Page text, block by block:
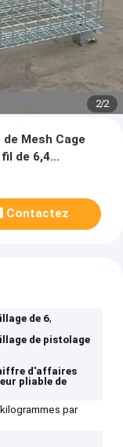
2/2
Mesh Cage
de 6,4
Contactez
de 6,
de pistolage
d'affaires
pliable de
par